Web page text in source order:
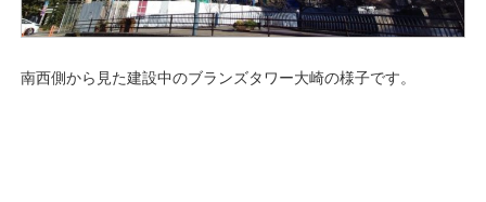
南西側から見た建設中のブランズタワー大崎の様子です。